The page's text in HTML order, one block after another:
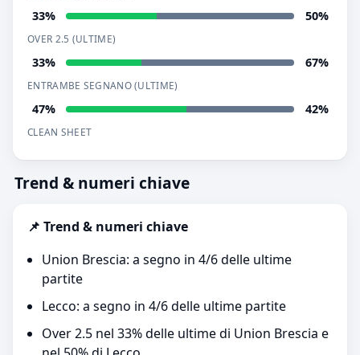
33% 50%
OVER 2.5 (ULTIME)
33% 67%
ENTRAMBE SEGNANO (ULTIME)
47% 42%
CLEAN SHEET
Trend & numeri chiave
📌 Trend & numeri chiave
Union Brescia: a segno in 4/6 delle ultime
partite
Lecco: a segno in 4/6 delle ultime partite
Over 2.5 nel 33% delle ultime di Union Brescia e